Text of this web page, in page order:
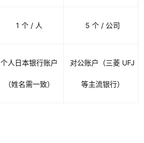
1 个 / 人 5 个 / 公司
个人日本银行账户
（姓名需一致）
对公账户（三菱 UFJ
等主流银行）